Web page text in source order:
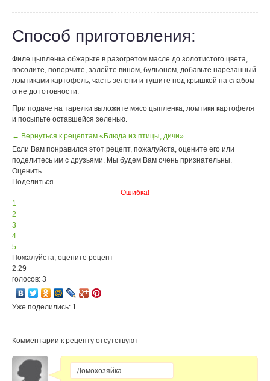
Способ приготовления:
Филе цыпленка обжарьте в разогретом масле до золотистого цвета,
посолите, поперчите, залейте вином, бульоном, добавьте нарезанный
ломтиками картофель, часть зелени и тушите под крышкой на слабом
огне до готовности.
При подаче на тарелки выложите мясо цыпленка, ломтики картофеля
и посыпьте оставшейся зеленью.
← Вернуться к рецептам «Блюда из птицы, дичи»
Если Вам понравился этот рецепт, пожалуйста, оцените его или
поделитесь им с друзьями. Мы будем Вам очень признательны.
Оценить
Поделиться
Ошибка!
1
2
3
4
5
Пожалуйста, оцените рецепт
2.29
голосов: 3
Уже поделились: 1
Комментарии к рецепту отсутствуют